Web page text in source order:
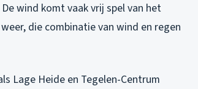
wind komt vaak vrij spel van het
die combinatie van wind en regen
Lage Heide en Tegelen-Centrum